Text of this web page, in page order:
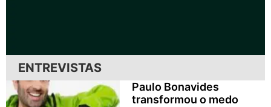
ENTREVISTAS
Paulo Bonavides
transformou o medo